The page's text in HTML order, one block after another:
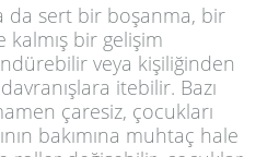
da sert bir boşanma, bir
kalmış bir gelişim
veya kişiliğinden
itebilir. Bazı
çaresiz, çocukları
bakımına muhtaç hale